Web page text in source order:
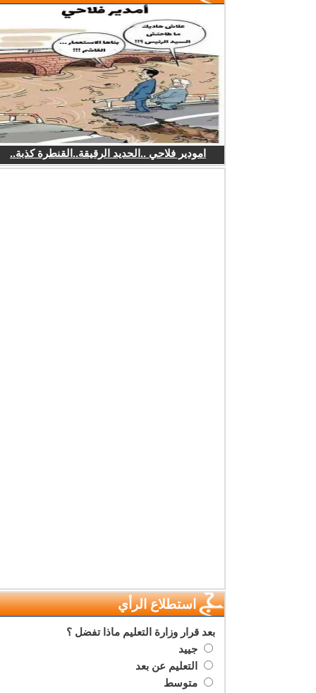
امودير فلاحي ..الحديد الرقيقة..القنطرة كذبة..
استطلاع الرأي
بعد قرار وزارة التعليم ماذا تفضل ؟
جييد
التعليم عن بعد
متوسط